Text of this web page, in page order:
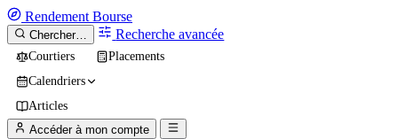
Rendement Bourse
Chercher… Recherche avancée
Courtiers
Placements
Calendriers
Articles
Accéder à mon compte